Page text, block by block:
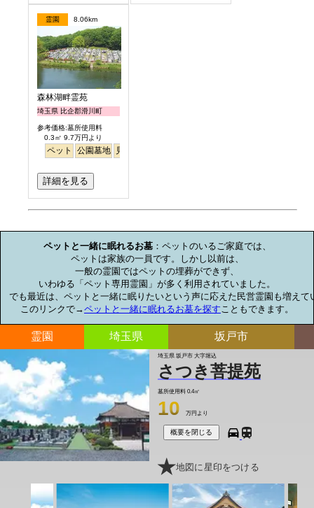
霊園 8.06km
森林湖畔霊苑
埼玉県 比企郡滑川町
参考価格:墓所使用料
0.3㎡ 9.7万円より
ペット 公園墓地 見晴らし・眺望
詳細を見る
ペットと一緒に眠れるお墓：ペットのいるご家庭では、
ペットは家族の一員です。しかし以前は、
一般の霊園ではペットの埋葬ができず、
いわゆる「ペット専用霊園」が多く利用されていました。
でも最近は、ペットと一緒に眠りたいという声に応えた民営霊園も増えて
このリンクで→ペットと一緒に眠れるお墓を探すこともできます。
霊園 埼玉県 坂戸市
埼玉県 坂戸市 大字堀込
さつき菩提苑
墓所使用料 0.4㎡
10 万円より
概要を閉じる
地図に星印をつける